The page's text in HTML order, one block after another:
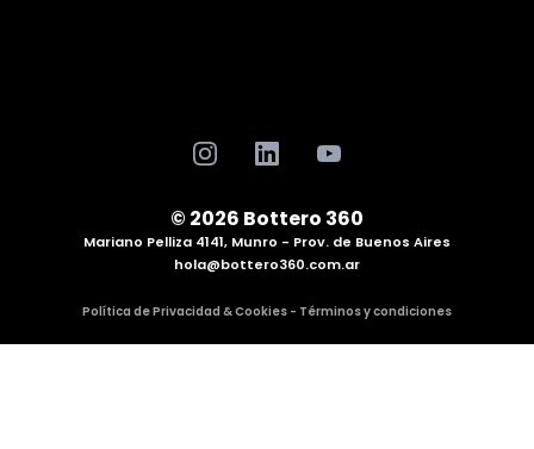
© 2026 Bottero 360
Mariano Pelliza 4141, Munro - Prov. de Buenos Aires
hola@bottero360.com.ar
Política de Privacidad & Cookies - Términos y condiciones